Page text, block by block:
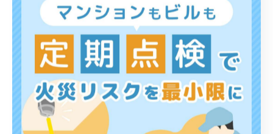
し、経験者でも定期的に最新情報を確認することが大切
です。現場での小さな見落としが大きなリスクにつなが
るため、複数人でのダブルチェックや、点検後の記録見
直しも効果的です。
消防設備点検の順番と現場での実践テクニック
消防設備点検は、効率的な順番で進めることで作業ミス